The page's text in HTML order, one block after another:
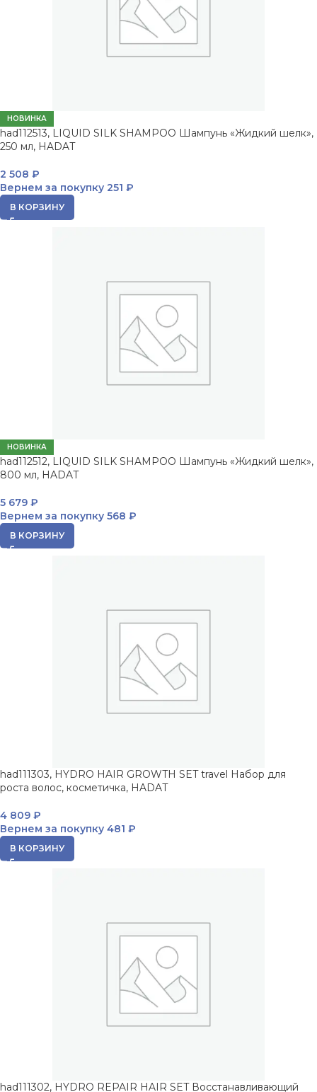
НОВИНКА
had112513, LIQUID SILK SHAMPOO Шампунь «Жидкий шелк»,
250 мл, HADAT
2 508 ₽
Вернем за покупку 251 ₽
В КОРЗИНУ
НОВИНКА
had112512, LIQUID SILK SHAMPOO Шампунь «Жидкий шелк»,
800 мл, HADAT
5 679 ₽
Вернем за покупку 568 ₽
В КОРЗИНУ
had111303, HYDRO HAIR GROWTH SET travel Набор для
роста волос, косметичка, HADAT
4 809 ₽
Вернем за покупку 481 ₽
В КОРЗИНУ
had111302, HYDRO REPAIR HAIR SET Восстанавливающий